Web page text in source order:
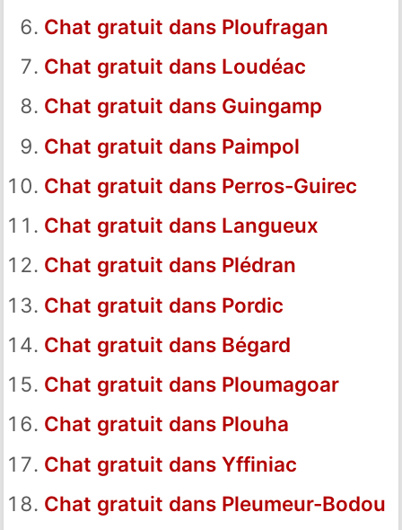
Chat gratuit dans Ploufragan
Chat gratuit dans Loudéac
Chat gratuit dans Guingamp
Chat gratuit dans Paimpol
Chat gratuit dans Perros-Guirec
Chat gratuit dans Langueux
Chat gratuit dans Plédran
Chat gratuit dans Pordic
Chat gratuit dans Bégard
Chat gratuit dans Ploumagoar
Chat gratuit dans Plouha
Chat gratuit dans Yffiniac
Chat gratuit dans Pleumeur-Bodou